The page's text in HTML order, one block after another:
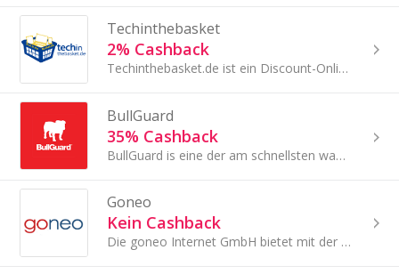
Techinthebasket
2% Cashback
Techinthebasket.de ist ein Discount-Onlineshop für Elektronik-Produkt mit über 5000 Artikeln.
BullGuard
35% Cashback
BullGuard is eine der am schnellsten wachsenden Antivirus und Internet Sicherheits Firmen weltweit.
Goneo
Kein Cashback
Die goneo Internet GmbH bietet mit der Marke goneo in den Bereich Hosting, Blogs, E-Mail und Domains seit 2006 an.